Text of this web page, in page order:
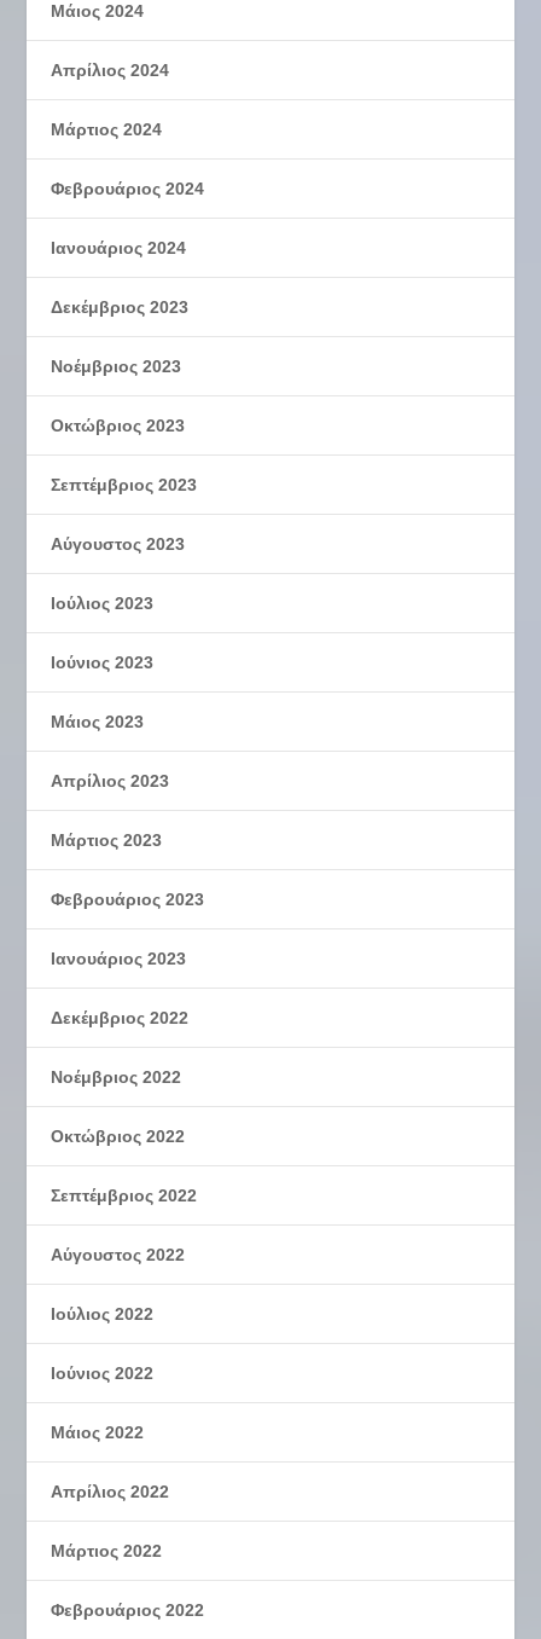
Μάιος 2024
Απρίλιος 2024
Μάρτιος 2024
Φεβρουάριος 2024
Ιανουάριος 2024
Δεκέμβριος 2023
Νοέμβριος 2023
Οκτώβριος 2023
Σεπτέμβριος 2023
Αύγουστος 2023
Ιούλιος 2023
Ιούνιος 2023
Μάιος 2023
Απρίλιος 2023
Μάρτιος 2023
Φεβρουάριος 2023
Ιανουάριος 2023
Δεκέμβριος 2022
Νοέμβριος 2022
Οκτώβριος 2022
Σεπτέμβριος 2022
Αύγουστος 2022
Ιούλιος 2022
Ιούνιος 2022
Μάιος 2022
Απρίλιος 2022
Μάρτιος 2022
Φεβρουάριος 2022